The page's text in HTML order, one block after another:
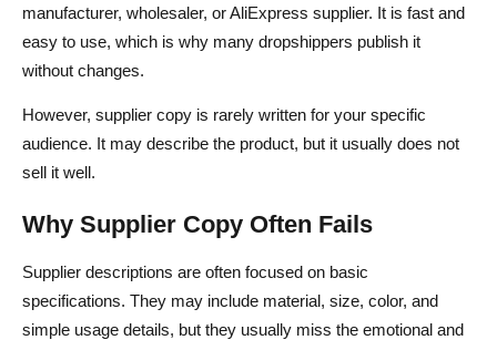
manufacturer, wholesaler, or AliExpress supplier. It is fast and
easy to use, which is why many dropshippers publish it
without changes.
However, supplier copy is rarely written for your specific
audience. It may describe the product, but it usually does not
sell it well.
Why Supplier Copy Often Fails
Supplier descriptions are often focused on basic
specifications. They may include material, size, color, and
simple usage details, but they usually miss the emotional and